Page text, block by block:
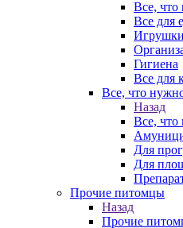
Все,
Все для
Игрушки
Гигиена
Все для
Все, что
Назад
Все,
Для
Для
Прочие питомцы
Назад
Прочие